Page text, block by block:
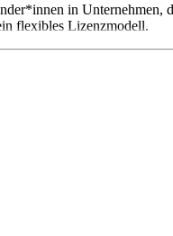
in
flexibles Lizenzmodell.